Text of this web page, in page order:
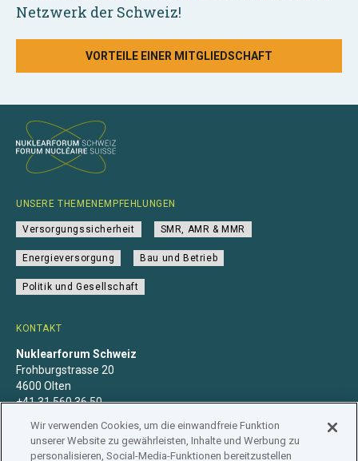
Netzwerk der Schweiz!
VORTEILE EINER MITGLIEDSCHAFT
KONTAKT
Nuklearforum Schweiz
Frohburgstrasse 20
4600 Olten
+41 31 560 36 50
UNSERE THEMENEMPFEHLUNGEN
Versorgungssicherheit SMR, AMR & MMR
Energieversorgung Bau und Betrieb
Politik und Gesellschaft
Wir verwenden Cookies, um die einwandfreie Funktion
unserer Website zu gewährleisten, Inhalte und Werbung zu
personalisieren, Social-Media-Funktionen bereitzustellen